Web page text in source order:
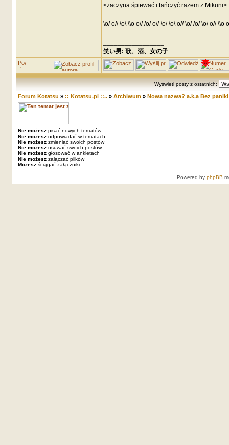
<zaczyna śpiewać i tańczyć razem z Mikuni>
\o/ o// \o\ \\o o// /o/ o// \o/ \o\ o// \o/ /o/ \o/ o// \\o
笑い男: 歌、酒、女の子 DRM:
Wyświetl posty z ostatnich:
Forum Kotatsu » :: Kotatsu.pl ::..» Archiwum» Nowa nazwa? a.k.a Bez
Nie możeszpisać nowych tematów
Nie możeszodpowiadać w tematach
Nie możeszzmieniać swoich postów
Nie możeszusuwać swoich postów
Nie możeszgłosować w ankietach
Nie możeszzałączać plików
Możeszściągać załączniki
Powered by phpBB